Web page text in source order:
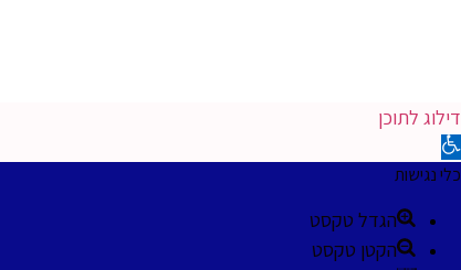
דילוג לתוכן
פתח סרגל נגישות
כלי נגישות
הגדל טקסט
הקטן טקסט